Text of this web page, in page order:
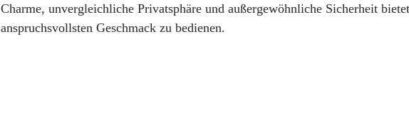
Charme, unvergleichliche Privatsphäre und außergewöhnliche Sicherheit
anspruchsvollsten Geschmack zu bedienen.